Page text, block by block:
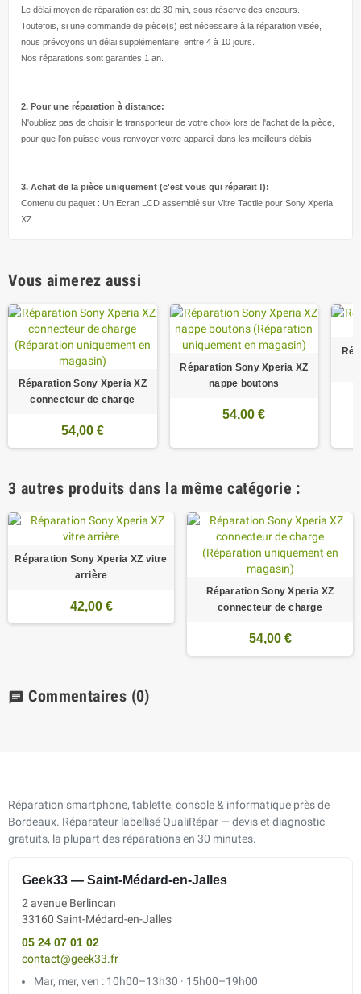
Le délai moyen de réparation est de 30 min, sous réserve des encours.
Toutefois, si une commande de pièce(s) est nécessaire à la réparation visée,
nous prévoyons un délai supplémentaire, entre 4 à 10 jours.
Nos réparations sont garanties 1 an.
2. Pour une réparation à distance:
N'oubliez pas de choisir le transporteur de votre choix lors de l'achat de la pièce,
pour que l'on puisse vous renvoyer votre appareil dans les meilleurs délais.
3. Achat de la pièce uniquement (c'est vous qui réparait !):
Contenu du paquet : Un Ecran LCD assemblé sur Vitre Tactile pour Sony Xperia
XZ
Vous aimerez aussi
Réparation Sony Xperia XZ
connecteur de charge
54,00 €
Réparation Sony Xperia XZ
nappe boutons
54,00 €
3 autres produits dans la même catégorie :
Réparation Sony Xperia XZ vitre
arrière
42,00 €
Réparation Sony Xperia XZ
connecteur de charge
54,00 €
chat Commentaires (0)
Réparation smartphone, tablette, console & informatique près de
Bordeaux. Réparateur labellisé QualiRépar — devis et diagnostic
gratuits, la plupart des réparations en 30 minutes.
Geek33 — Saint-Médard-en-Jalles
2 avenue Berlincan
33160 Saint-Médard-en-Jalles
05 24 07 01 02
contact@geek33.fr
Mar, mer, ven : 10h00–13h30 · 15h00–19h00